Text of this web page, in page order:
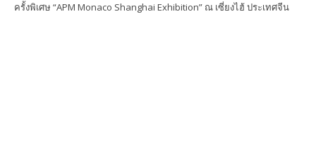
ครั้งพิเศษ “APM Monaco Shanghai Exhibition” ณ เซี่ยงไฮ้ ประเทศจีน